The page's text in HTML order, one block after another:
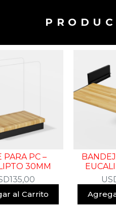
PARA PC –
30MM
135,00
al Carrito